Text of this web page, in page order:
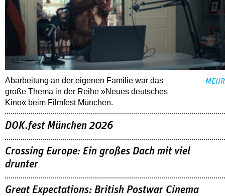
Abarbeitung an der eigenen Familie war das
große Thema in der Reihe »Neues deutsches
Kino« beim Filmfest München.
MEHR
DOK.fest München 2026
Crossing Europe: Ein großes Dach mit viel
drunter
Great Expectations: British Postwar Cinema